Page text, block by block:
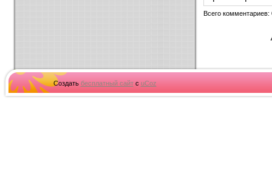
Всего комментариев:
Создать бесплатный сайтс uCoz